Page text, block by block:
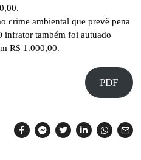
crime ambiental que prevê pena
infrator também foi autuado
R$ 1.000,00.
PDF